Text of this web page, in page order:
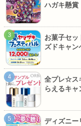
ハガキ懸賞
お菓子セッ
ズドキャン
全プレ☆ス
らえるキャ
ディズニー